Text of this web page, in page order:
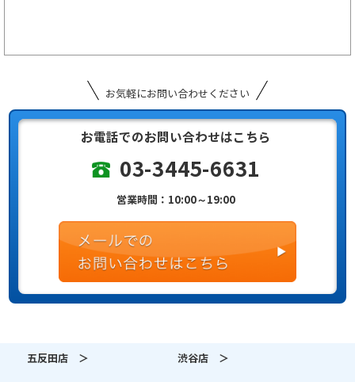
お気軽にお問い合わせください
お電話でのお問い合わせはこちら
03-3445-6631
営業時間：10:00～19:00
五反田店 ＞ 渋谷店 ＞